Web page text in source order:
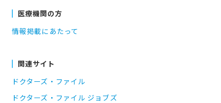
医療機関の方
情報掲載にあたって
関連サイト
ドクターズ・ファイル
ドクターズ・ファイル ジョブズ